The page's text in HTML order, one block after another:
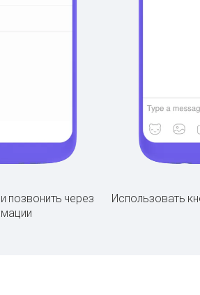
позвонить через
Использовать